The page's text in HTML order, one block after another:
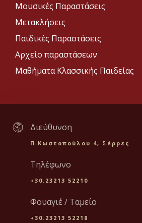
Μουσικές Παραστάσεις
Μετακλήσεις
Παιδικές Παραστάσεις
Αρχείο παραστάσεων
Μαθήματα Κλασσικής Παιδείας
Διεύθυνση
Π.Κωστοπούλου 4, Σέρρες
Τηλέφωνο
+30.23213 52210
Φουαγιέ / Ταμείο
+30.23213 52218